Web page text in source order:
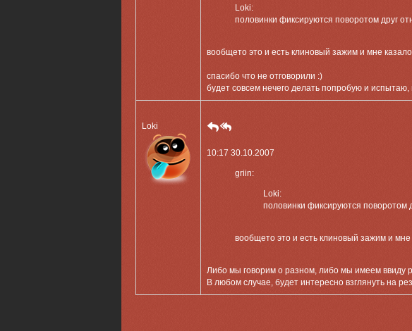
Loki:
половинки фиксируются поворотом друг
вообщето это и есть клиновый зажим и мне
спасибо что не отговорили :)
будет совсем нечего делать попробую и
Loki
10:17 30.10.2007
griin:
Loki:
половинки фиксируются поворотом
вообщето это и есть клиновый зажим и
Либо мы говорим о разном, либо мы имеем ввиду
В любом случае, будет интересно взглянуть на